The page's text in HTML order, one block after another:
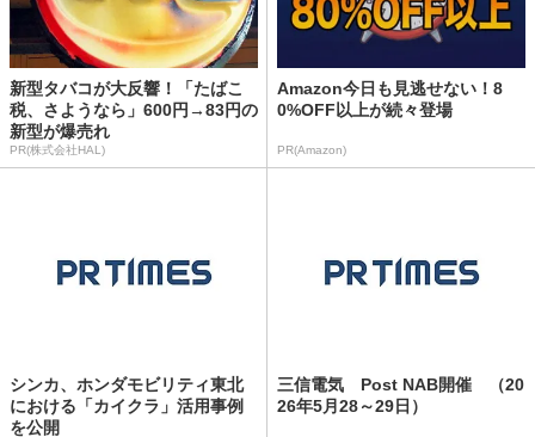
新型タバコが大反響！「たばこ
税、さようなら」600円→83円の
新型が爆売れ
PR(株式会社HAL)
Amazon今日も見逃せない！8
0%OFF以上が続々登場
PR(Amazon)
シンカ、ホンダモビリティ東北
における「カイクラ」活用事例
を公開
三信電気 Post NAB開催 （20
26年5月28～29日）